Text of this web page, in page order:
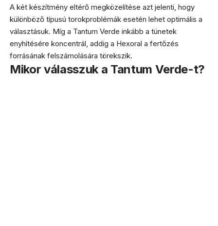
A két készítmény eltérő megközelítése azt jelenti, hogy
különböző típusú torokproblémák esetén lehet optimális a
választásuk. Míg a Tantum Verde inkább a tünetek
enyhítésére koncentrál, addig a Hexoral a fertőzés
forrásának felszámolására törekszik.
Mikor válasszuk a Tantum Verde-t?